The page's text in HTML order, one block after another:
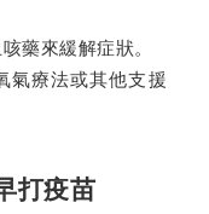
藥來緩解症狀。
氣療法或其他支援
打疫苗